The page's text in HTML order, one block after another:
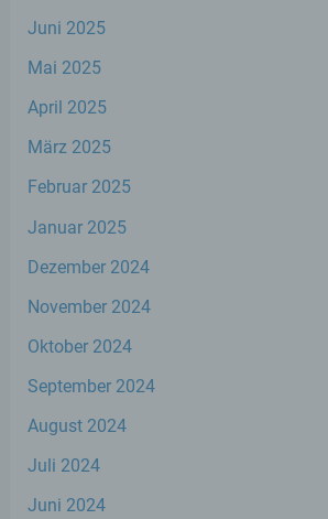
Juni 2025
Mai 2025
April 2025
März 2025
Februar 2025
Januar 2025
Dezember 2024
November 2024
Oktober 2024
September 2024
August 2024
Juli 2024
Juni 2024
Auftragsverarbeiter ist eine
juristische Person, Behörde,
verarbeitet.
Empfänger ist eine natürliche
oder andere Stelle, der
davon, ob es sich bei ihr um
Rahmen eines bestimmten
Unionsrecht oder dem Recht
Mitgliedstaaten
personenbezogene Daten